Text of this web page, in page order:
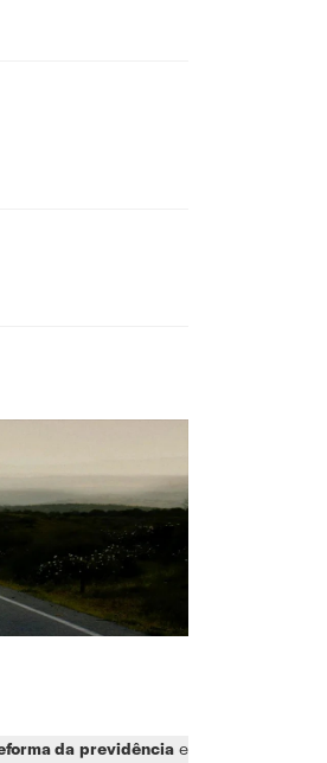
da previdência e